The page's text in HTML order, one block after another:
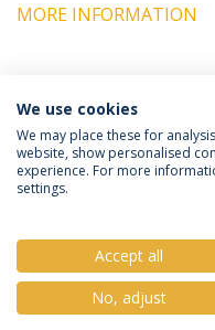
MORE INFORMATION
COORDINATORS
Política de
© 2026
We use cookies
We may place these for
website, show personalised
experience. For more
settings.
Accept all
No, adjust